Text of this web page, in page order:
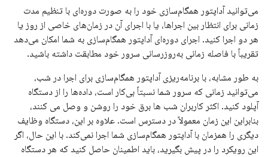
می‌توانید آداپتور همگام‌سازی خود را به صورت دوره‌ای با تنظیم مدت
زمانی برای انتظار بین اجراها، یا با اجرای آن در زمان‌های خاصی از روز یا
هر دو اجرا کنید. اجرای دوره‌ای آداپتور همگام‌سازی به شما امکان می‌دهد
تقریباً با فاصله زمانی به‌روزرسانی سرور خود مطابقت داشته باشید.
به طور مشابه، با برنامه‌ریزی آداپتور همگام‌سازی برای اجرا در شب،
می‌توانید زمانی که سرور شما نسبتاً بی‌کار است، داده‌ها را از دستگاه
آپلود کنید. اکثر کاربران شب ها برق خود را روشن و وصل می کنند،
بنابراین این زمان معمولاً در دسترس است. علاوه بر این، دستگاه وظایف
دیگری را همزمان با آداپتور همگام‌سازی شما اجرا نمی‌کند. با این حال، اگر
این رویکرد را در پیش بگیرید، باید اطمینان حاصل کنید که هر دستگاه